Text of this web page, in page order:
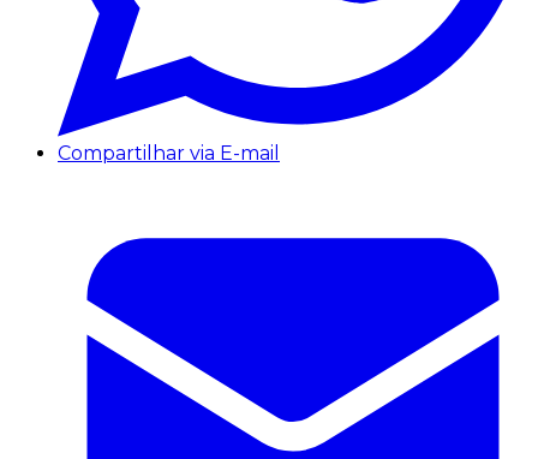
Compartilhar via E-mail